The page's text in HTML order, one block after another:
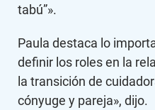
tabú”».
Paula destaca lo
definir los roles en la
la transición de
cónyuge y pareja», dijo.